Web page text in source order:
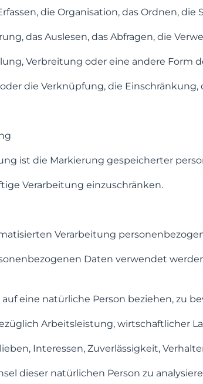
die Organisation, das Ordnen, die
das Auslesen, das Abfragen, die
Verbreitung oder eine andere Form
die Verknüpfung, die Einschränkung,
ist die Markierung gespeicherter
Verarbeitung einzuschränken.
Verarbeitung
Daten verwendet
eine natürliche Person beziehen, zu
Arbeitsleistung, wirtschaftlicher
Interessen, Zuverlässigkeit,
dieser natürlichen Person zu